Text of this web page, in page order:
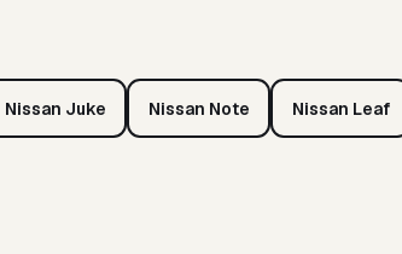
Nissan Juke Nissan Note Nissan Leaf